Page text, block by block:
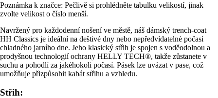
Poznámka k značce: Pečlivě si prohlédněte tabulku velikostí, jinak
zvolte velikost o číslo menší.
Navržený pro každodenní nošení ve městě, náš dámský trench-coat
HH Classics je ideální na deštivé dny nebo nepředvídatelné počasí
chladného jarního dne. Jeho klasický střih je spojen s voděodolnou a
prodyšnou technologií ochrany HELLY TECH®, takže zůstanete v
suchu a pohodlí za jakéhokoli počasí. Pásek lze uvázat v pase, což
umožňuje přizpůsobit kabát střihu a vzhledu.
Střih: